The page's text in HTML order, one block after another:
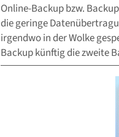
Online-Backup bzw.
die geringe
irgendwo in der Wolke
Backup künftig die zweite